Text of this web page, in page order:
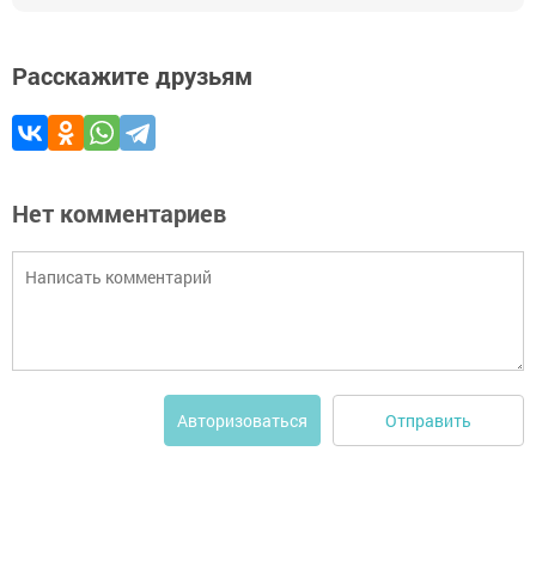
Расскажите друзьям
Нет комментариев
Авторизоваться Отправить